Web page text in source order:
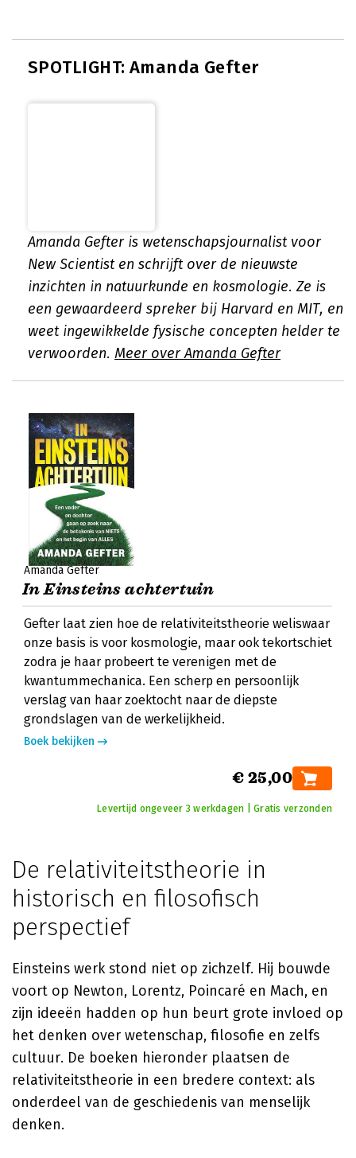
SPOTLIGHT: Amanda Gefter
Amanda Gefter is wetenschapsjournalist voor
New Scientist en schrijft over de nieuwste
inzichten in natuurkunde en kosmologie. Ze is
een gewaardeerd spreker bij Harvard en MIT, en
weet ingewikkelde fysische concepten helder te
verwoorden. Meer over Amanda Gefter
Amanda Gefter
In Einsteins achtertuin
Gefter laat zien hoe de relativiteitstheorie weliswaar
onze basis is voor kosmologie, maar ook tekortschiet
zodra je haar probeert te verenigen met de
kwantummechanica. Een scherp en persoonlijk
verslag van haar zoektocht naar de diepste
grondslagen van de werkelijkheid.
Boek bekijken
€ 25,00
Levertijd ongeveer 3 werkdagen | Gratis verzonden
De relativiteitstheorie in
historisch en filosofisch
perspectief
Einsteins werk stond niet op zichzelf. Hij bouwde
voort op Newton, Lorentz, Poincaré en Mach, en
zijn ideeën hadden op hun beurt grote invloed op
het denken over wetenschap, filosofie en zelfs
cultuur. De boeken hieronder plaatsen de
relativiteitstheorie in een bredere context: als
onderdeel van de geschiedenis van menselijk
denken.